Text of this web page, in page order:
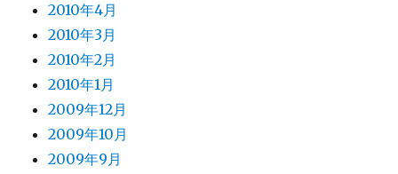
2010年4月
2010年3月
2010年2月
2010年1月
2009年12月
2009年10月
2009年9月